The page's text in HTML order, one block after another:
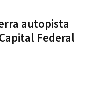
autopista
Federal